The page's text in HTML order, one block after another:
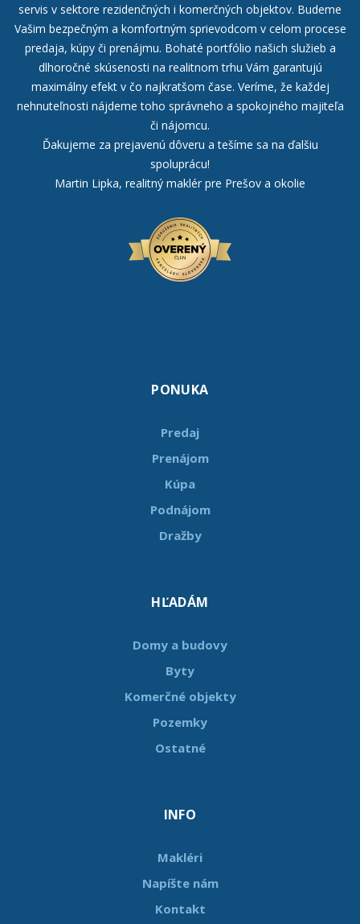
servis v sektore rezidenčných i komerčných objektov. Budeme
Vašim bezpečným a komfortným sprievodcom v celom procese
predaja, kúpy či prenájmu. Bohaté portfólio našich služieb a
dlhoročné skúsenosti na realitnom trhu Vám garantujú
maximálny efekt v čo najkratšom čase. Veríme, že každej
nehnuteľnosti nájdeme toho správneho a spokojného majiteľa
či nájomcu.
Ďakujeme za prejavenú dôveru a tešíme sa na ďalšiu
spoluprácu!
Martin Lipka, realitný maklér pre Prešov a okolie
PONUKA
Predaj
Prenájom
Kúpa
Podnájom
Dražby
HĽADÁM
Domy a budovy
Byty
Komerčné objekty
Pozemky
Ostatné
INFO
Makléri
Napíšte nám
Kontakt